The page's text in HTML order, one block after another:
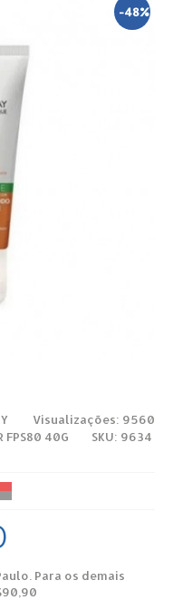
-48%
Visualizações: 9560
FPS80 40G
SKU: 9634
Para os demais